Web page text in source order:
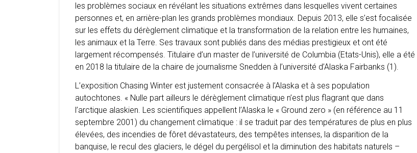
les problèmes sociaux en révélant les situations extrêmes dans lesquelles vivent certaines
personnes et, en arrière-plan les grands problèmes mondiaux. Depuis 2013, elle s’est focalisée
sur les effets du dérèglement climatique et la transformation de la relation entre les humaines,
les animaux et la Terre. Ses travaux sont publiés dans des médias prestigieux et ont été
largement récompensés. Titulaire d’un master de l’université de Columbia (Etats-Unis), elle a été
en 2018 la titulaire de la chaire de journalisme Snedden à l’université d’Alaska Fairbanks (1).
L’exposition Chasing Winter est justement consacrée à l’Alaska et à ses population
autochtones. « Nulle part ailleurs le dérèglement climatique n’est plus flagrant que dans
l’arctique alaskien. Les scientifiques appellent l’Alaska le « Ground zero » (en référence au 11
septembre 2001) du changement climatique : il se traduit par des températures de plus en plus
élevées, des incendies de fôret dévastateurs, des tempêtes intenses, la disparition de la
banquise, le recul des glaciers, le dégel du pergélisol et la diminution des habitats naturels –